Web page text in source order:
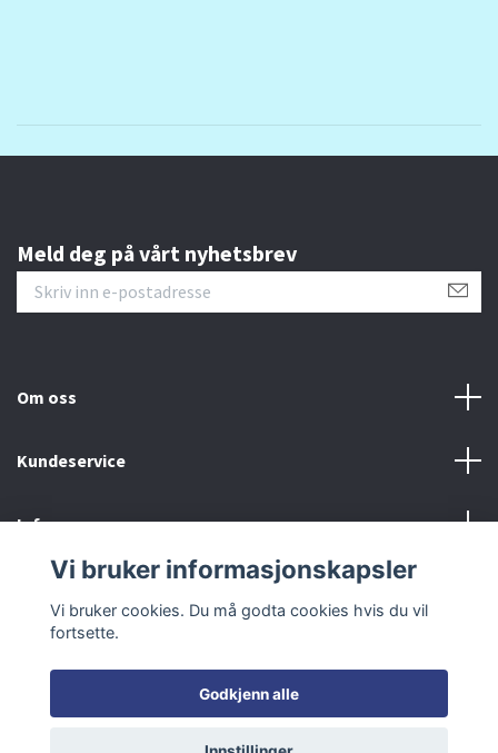
Meld deg på vårt nyhetsbrev
Om oss
Kundeservice
Info
Sosiale medier
© 2026 RCModeller
Vi bruker informasjonskapsler
Vi bruker cookies. Du må godta cookies hvis du vil
fortsette.
Godkjenn alle